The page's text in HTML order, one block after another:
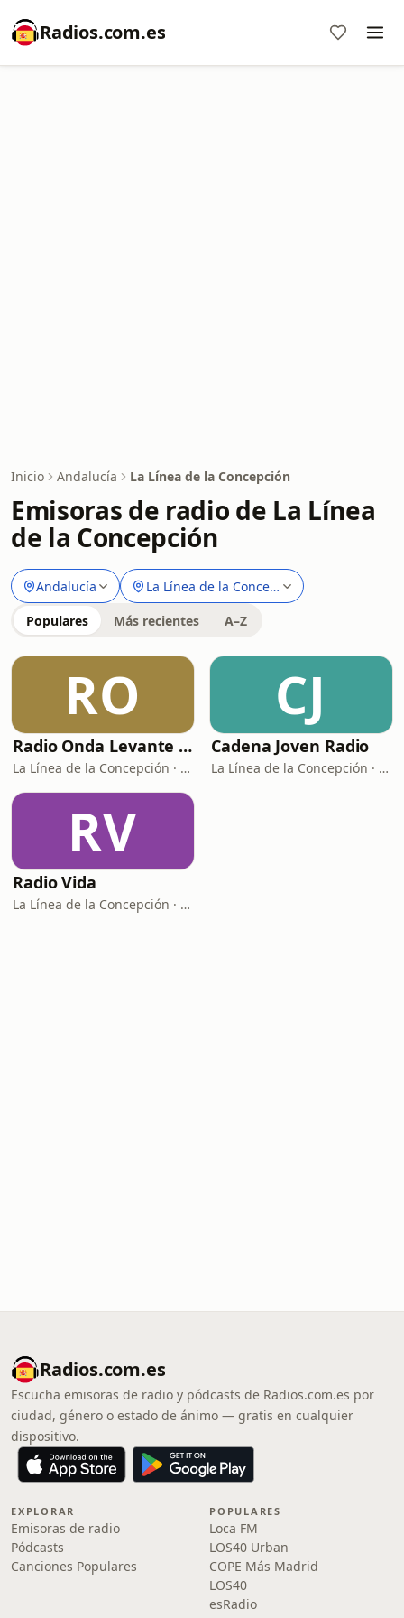
Radios.com.es
Inicio Andalucía La Línea de la Concepción
Emisoras de radio de La Línea
de la Concepción
Andalucía La Línea de la Concepción
Populares Más recientes A–Z
RO
Radio Onda Levante FM
La Línea de la Concepción · 102.4 FM
CJ
Cadena Joven Radio
La Línea de la Concepción · 107.3 FM
RV
Radio Vida
La Línea de la Concepción · 95.1 FM
Radios.com.es
Escucha emisoras de radio y pódcasts de Radios.com.es por
ciudad, género o estado de ánimo — gratis en cualquier
dispositivo.
EXPLORAR
Emisoras de radio
Pódcasts
Canciones Populares
POPULARES
Loca FM
LOS40 Urban
COPE Más Madrid
LOS40
esRadio